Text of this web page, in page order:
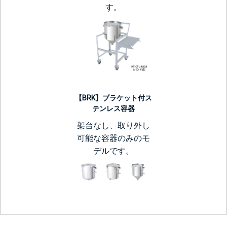
す。
【BRK】ブラケット付ス
テンレス容器
架台なし、取り外し
可能な容器のみのモ
デルです。